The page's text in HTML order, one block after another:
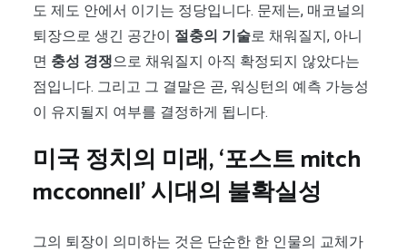
도 제도 안에서 이기는 정당입니다. 문제는, 매코널의
퇴장으로 생긴 공간이 절충의 기술로 채워질지, 아니
면 충성 경쟁으로 채워질지 아직 확정되지 않았다는
점입니다. 그리고 그 결말은 곧, 워싱턴의 예측 가능성
이 유지될지 여부를 결정하게 됩니다.
미국 정치의 미래, ‘포스트 mitch
mcconnell’ 시대의 불확실성
그의 퇴장이 의미하는 것은 단순한 한 인물의 교체가